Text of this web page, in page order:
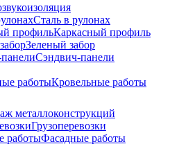
Сталь в рулонах
Каркасный профиль
Зеленый забор
Сэндвич-панели
Кровельные работы
металлоконструкций
Грузоперевозки
Фасадные работы